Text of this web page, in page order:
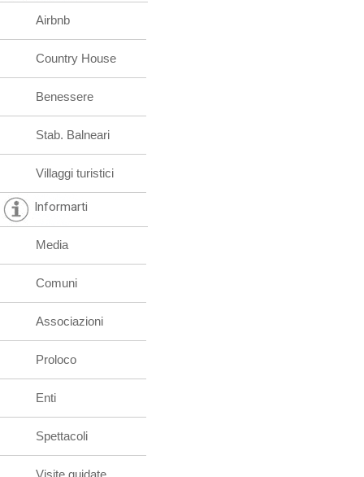
Airbnb
Country House
Benessere
Stab. Balneari
Villaggi turistici
Informarti
Media
Comuni
Associazioni
Proloco
Enti
Spettacoli
Visite guidate